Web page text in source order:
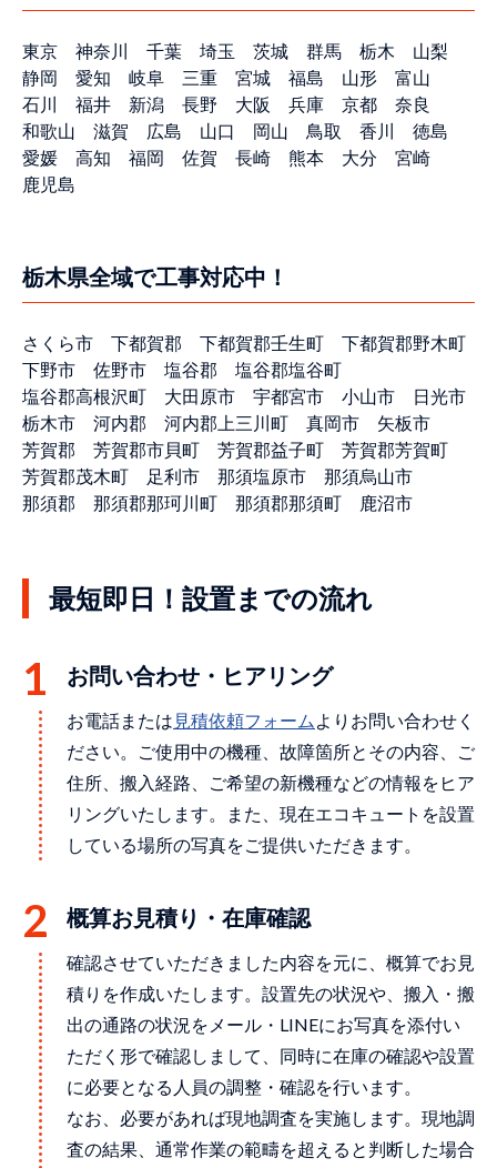
東京 神奈川 千葉 埼玉 茨城 群馬 栃木
山梨
静岡
愛知 岐阜 三重 宮城 福島 山形
富山
石川
福井 新潟 長野 大阪 兵庫 京都
奈良
和歌山
滋賀 広島 山口 岡山 鳥取 香川
徳島
愛媛
高知 福岡 佐賀 長崎 熊本 大分
宮崎
鹿児島
栃木県全域で工事対応中！
さくら市 下都賀郡 下都賀郡壬生町
下都賀郡野木町
下野市
佐野市 塩谷郡
塩谷郡塩谷町
塩谷郡高根沢町
大田原市 宇都宮市 小山市
日光市
栃木市
河内郡 河内郡上三川町 真岡市
矢板市
芳賀郡
芳賀郡市貝町 芳賀郡益子町
芳賀郡芳賀町
芳賀郡茂木町
足利市 那須塩原市
那須烏山市
那須郡
那須郡那珂川町 那須郡那須町 鹿沼市
最短即日！設置までの流れ
お問い合わせ・ヒアリング
お電話または ⾒積依頼フォーム よりお問い合わせく
ださい。ご使用中の機種、故障箇所とその内容、ご
住所、搬入経路、ご希望の新機種などの情報をヒア
リングいたします。また、現在エコキュートを設置
している場所の写真をご提供いただきます。
概算お見積り・在庫確認
確認させていただきました内容を元に、概算でお見
積りを作成いたします。設置先の状況や、搬入・搬
出の通路の状況をメール・LINEにお写真を添付い
ただく形で確認しまして、同時に在庫の確認や設置
に必要となる人員の調整・確認を行います。
なお、必要があれば現地調査を実施します。現地調
査の結果、通常作業の範疇を超えると判断した場合